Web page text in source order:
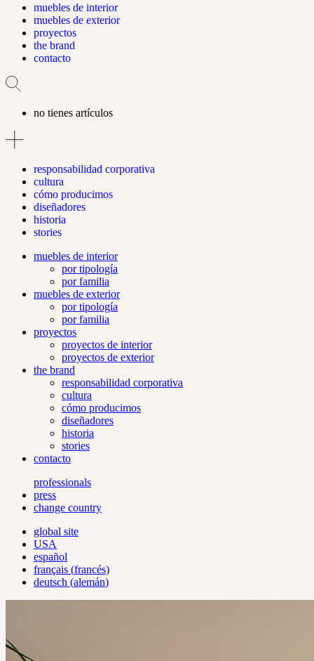
muebles de interior
muebles de exterior
proyectos
the brand
contacto
no tienes artículos
responsabilidad corporativa
cultura
cómo producimos
diseñadores
historia
stories
muebles de interior
por tipología
por familia
muebles de exterior
por tipología
por familia
proyectos
proyectos de interior
proyectos de exterior
the brand
responsabilidad corporativa
cultura
cómo producimos
diseñadores
historia
stories
contacto
professionals
press
change country
global site
USA
español
français (francés)
deutsch (alemán)